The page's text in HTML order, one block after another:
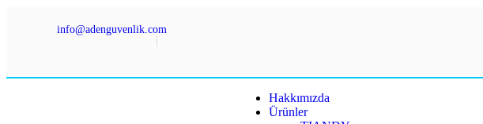
info@adenguvenlik.com
Hakkımızda
Ürünler